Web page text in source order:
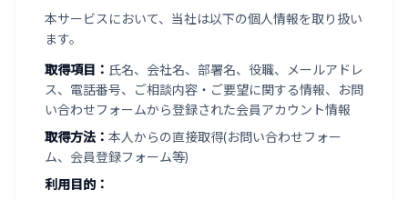
本サービスにおいて、当社は以下の個人情報を取り扱い
ます。
取得項目： 氏名、会社名、部署名、役職、メールアドレ
ス、電話番号、ご相談内容・ご要望に関する情報、お問
い合わせフォームから登録された会員アカウント情報
取得方法： 本人からの直接取得(お問い合わせフォー
ム、会員登録フォーム等)
利用目的：